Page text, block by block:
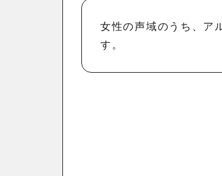
女性の声域のうち、ア
す。